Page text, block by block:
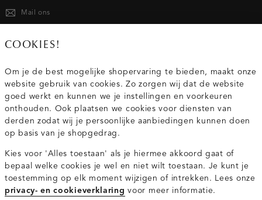
Mail ons
020 - 3412 667
Service
Wij zijn Costes
Topcategorieën voor jou
COOKIES!
Om je de best mogelijke shopervaring te bieden, maakt onze
website gebruik van cookies. Zo zorgen wij dat de website
goed werkt en kunnen we je instellingen en voorkeuren
onthouden. Ook plaatsen we cookies voor diensten van
derden zodat wij je persoonlijke aanbiedingen kunnen doen
op basis van je shopgedrag.
Kies voor 'Alles toestaan' als je hiermee akkoord gaat of
bepaal welke cookies je wel en niet wilt toestaan. Je kunt je
toestemming op elk moment wijzigen of intrekken. Lees onze
privacy- en cookieverklaring voor meer informatie.